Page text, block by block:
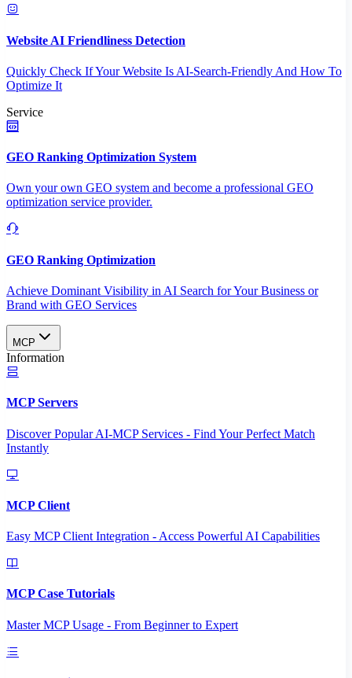
Website AI Friendliness Detection
Quickly Check If Your Website Is AI-Search-Friendly And How To
Optimize It
Service
GEO Ranking Optimization System
Own your own GEO system and become a professional GEO
optimization service provider.
GEO Ranking Optimization
Achieve Dominant Visibility in AI Search for Your Business or
Brand with GEO Services​
MCP
Information
MCP Servers
Discover Popular AI-MCP Services - Find Your Perfect Match
Instantly
MCP Client
Easy MCP Client Integration - Access Powerful AI Capabilities
MCP Case Tutorials
Master MCP Usage - From Beginner to Expert